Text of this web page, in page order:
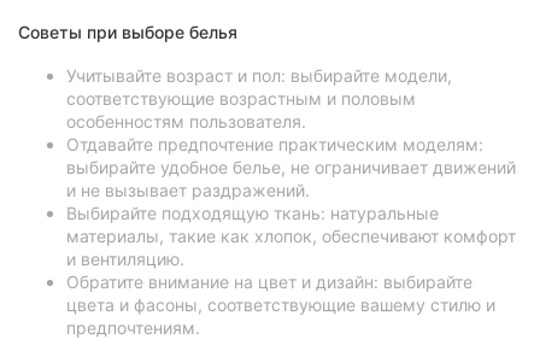
Советы при выборе белья
Учитывайте возраст и пол: выбирайте модели,
соответствующие возрастным и половым
особенностям пользователя.
Отдавайте предпочтение практическим моделям:
выбирайте удобное белье, не ограничивает движений
и не вызывает раздражений.
Выбирайте подходящую ткань: натуральные
материалы, такие как хлопок, обеспечивают комфорт
и вентиляцию.
Обратите внимание на цвет и дизайн: выбирайте
цвета и фасоны, соответствующие вашему стилю и
предпочтениям.